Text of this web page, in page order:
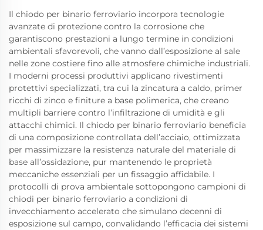
Il chiodo per binario ferroviario incorpora tecnologie
avanzate di protezione contro la corrosione che
garantiscono prestazioni a lungo termine in condizioni
ambientali sfavorevoli, che vanno dall’esposizione al sale
nelle zone costiere fino alle atmosfere chimiche industriali.
I moderni processi produttivi applicano rivestimenti
protettivi specializzati, tra cui la zincatura a caldo, primer
ricchi di zinco e finiture a base polimerica, che creano
multipli barriere contro l’infiltrazione di umidità e gli
attacchi chimici. Il chiodo per binario ferroviario beneficia
di una composizione controllata dell’acciaio, ottimizzata
per massimizzare la resistenza naturale del materiale di
base all’ossidazione, pur mantenendo le proprietà
meccaniche essenziali per un fissaggio affidabile. I
protocolli di prova ambientale sottopongono campioni di
chiodi per binario ferroviario a condizioni di
invecchiamento accelerato che simulano decenni di
esposizione sul campo, convalidando l’efficacia dei sistemi